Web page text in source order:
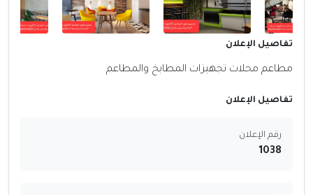
تفاصيل الإعلان
مطاعم محلات تجهيزات المطابخ والمطاعم
تفاصيل الإعلان
رقم الإعلان
1038